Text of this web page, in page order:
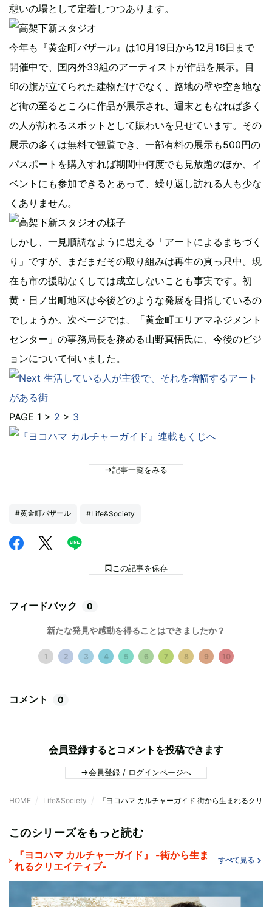
憩いの場として定着しつつあります。
今年も『黄金町バザール』は10月19日から12月16日まで
開催中で、国内外33組のアーティストが作品を展示。目
印の旗が立てられた建物だけでなく、路地の壁や空き地な
ど街の至るところに作品が展示され、週末ともなれば多く
の人が訪れるスポットとして賑わいを見せています。その
展示の多くは無料で観覧でき、一部有料の展示も500円の
パスポートを購入すれば期間中何度でも見放題のほか、イ
ベントにも参加できるとあって、繰り返し訪れる人も少な
くありません。
しかし、一見順調なように思える「アートによるまちづく
り」ですが、まだまだその取り組みは再生の真っ只中。現
在も市の援助なくしては成立しないことも事実です。初
黄・日ノ出町地区は今後どのような発展を目指しているの
でしょうか。次ページでは、「黄金町エリアマネジメント
センター」の事務局長を務める山野真悟氏に、今後のビジ
ョンについて伺いました。
PAGE 1 > 2 > 3
記事一覧をみる
#黄金町バザール #Life&Society
この記事を保存
フィードバック 0
新たな発見や感動を得ることはできましたか？
1 2 3 4 5 6 7 8 9 10
コメント 0
会員登録するとコメントを投稿できます
会員登録 / ログインページへ
HOME Life&Society 『ヨコハマ カルチャーガイド 街から生まれるクリ
このシリーズをもっと読む
『ヨコハマ カルチャーガイド』 -街から生ま
れるクリエイティブ-
すべて見る